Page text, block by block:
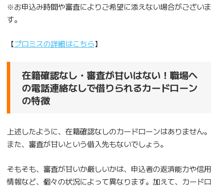
※お申込み時間や審査によりご希望に添えない場合がございま
す。
【プロミスの詳細はこちら】
在籍確認なし・審査が甘いはない！職場へ
の電話連絡なしで借りられるカードローン
の特徴
上述したように、在籍確認なしのカードローンはありません。
また、審査が甘いという借入先もないでしょう。
そもそも、審査が甘いか厳しいかは、申込者の返済能力や信用
情報など、個々の状況によって異なります。加えて、カードロ